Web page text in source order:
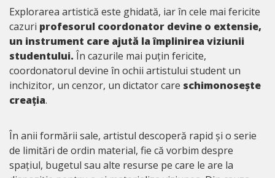
Explorarea artistică este ghidată, iar în cele mai fericite
cazuri profesorul coordonator devine o extensie,
un instrument care ajută la împlinirea viziunii
studentului. În cazurile mai puțin fericite,
coordonatorul devine în ochii artistului student un
inchizitor, un cenzor, un dictator care schimonosește
creația.
În anii formării sale, artistul descoperă rapid și o serie
de limitări de ordin material, fie că vorbim despre
spațiul, bugetul sau alte resurse pe care le are la